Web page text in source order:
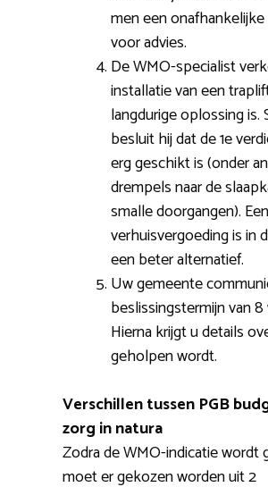
men een
voor advies.
De WMO-specialist
installatie van een
langdurige oplossing is.
besluit hij dat de 1e
erg geschikt is (onder
drempels naar de
smalle doorgangen).
verhuisvergoeding is in
een beter alternatief.
Uw gemeente
beslissingstermijn van
Hierna krijgt u details
geholpen wordt.
Verschillen tussen PGB
zorg in natura
Zodra de WMO-indicatie wordt
moet er gekozen worden uit 2